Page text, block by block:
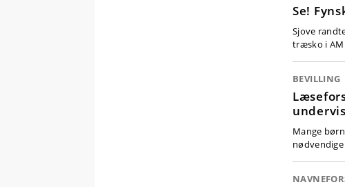
Se!
Sjove
træsko i
BEVILLING
Mange